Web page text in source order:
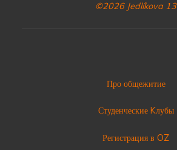
©2026 Jedlíkova 13
Про общежитие
Студенческие Kлубы
Регистрация в OZ